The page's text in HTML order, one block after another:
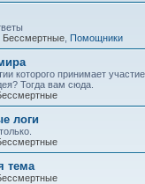
Бессмертные Помощники
которого принимает
Тогда вам сюда.
логи
тема